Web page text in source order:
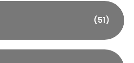
(51)